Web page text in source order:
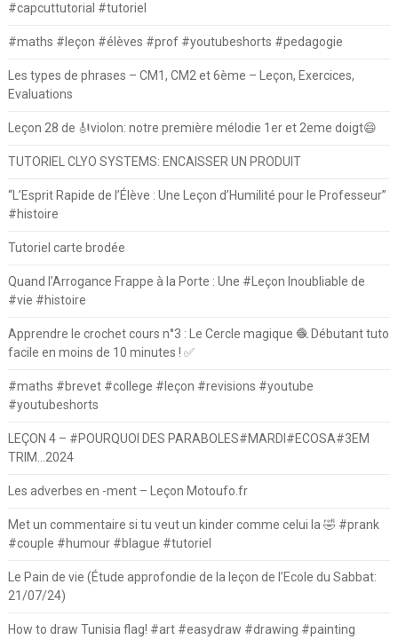
#capcuttutorial #tutoriel
#maths #leçon #élèves #prof #youtubeshorts #pedagogie
Les types de phrases – CM1, CM2 et 6ème – Leçon, Exercices,
Evaluations
Leçon 28 de 🎻violon: notre première mélodie 1er et 2eme doigt😄
TUTORIEL CLYO SYSTEMS: ENCAISSER UN PRODUIT
“L’Esprit Rapide de l’Élève : Une Leçon d’Humilité pour le Professeur”
#histoire
Tutoriel carte brodée
Quand l’Arrogance Frappe à la Porte : Une #Leçon Inoubliable de
#vie #histoire
Apprendre le crochet cours n°3 : Le Cercle magique 🧶 Débutant tuto
facile en moins de 10 minutes ! ✅
#maths #brevet #college #leçon #revisions #youtube
#youtubeshorts
LEÇON 4 – #POURQUOI DES PARABOLES#MARDI#ECOSA#3EM
TRIM…2024
Les adverbes en -ment – Leçon Motoufo.fr
Met un commentaire si tu veut un kinder comme celui la 🤣 #prank
#couple #humour #blague #tutoriel
Le Pain de vie (Étude approfondie de la leçon de l’Ecole du Sabbat:
21/07/24)
How to draw Tunisia flag! #art #easydraw #drawing #painting